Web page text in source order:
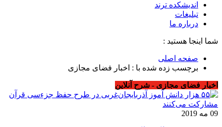
اندیشکده ترند
تبلیغات
درباره ما
شما اینجا هستید :
صفحه اصلی
برچسب زده شده با : اخبار فضای مجازی
اخبار فضای مجازی - شرح آنلاین
09 مه 2019